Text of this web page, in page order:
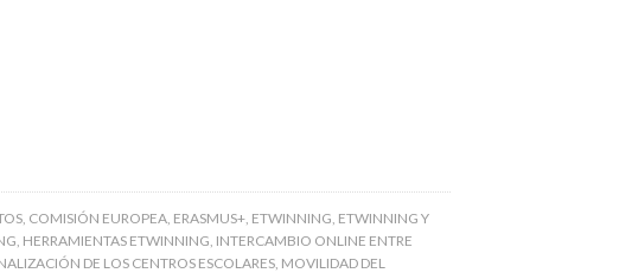
, COMISIÓN EUROPEA, ERASMUS+, ETWINNING, ETWINNING Y
, HERRAMIENTAS ETWINNING, INTERCAMBIO ONLINE ENTRE
DE LOS CENTROS ESCOLARES, MOVILIDAD DEL